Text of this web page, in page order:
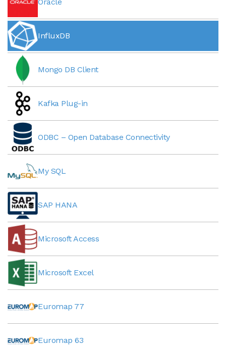
InfluxDB
Mongo DB Client
Kafka Plug-in
ODBC – Open Database Connectivity
My SQL
SAP HANA
Microsoft Access
Microsoft Excel
Euromap 77
Euromap 63